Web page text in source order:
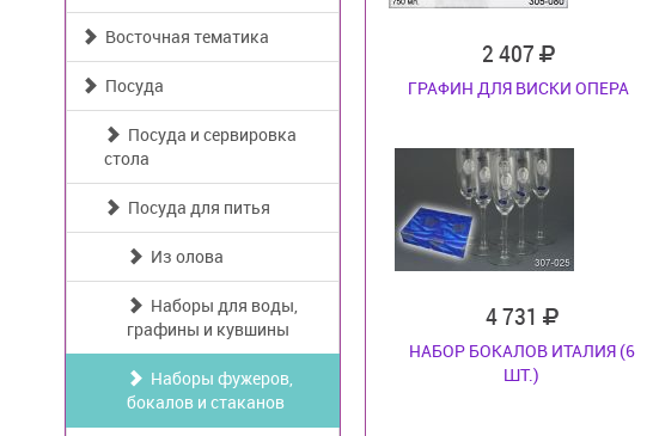
Восточная тематика
Посуда
Посуда и сервировка
стола
Посуда для питья
Из олова
Наборы для воды,
графины и кувшины
Наборы фужеров,
бокалов и стаканов
2 407
ГРАФИН ДЛЯ ВИСКИ ОПЕРА
4 731
НАБОР БОКАЛОВ ИТАЛИЯ (6
ШТ.)